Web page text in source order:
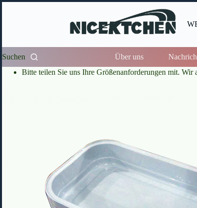
Suchen Über uns
Bitte teilen Sie uns Ihre Größenanforderungen mit. Wir